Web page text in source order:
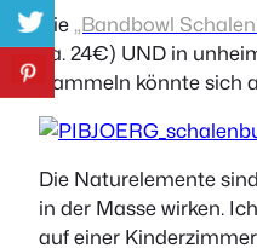
Die „Bandbowl
ca. 24€) UND in
Sammeln könnte sich
Die Naturelemente
in der Masse wirken.
auf einer